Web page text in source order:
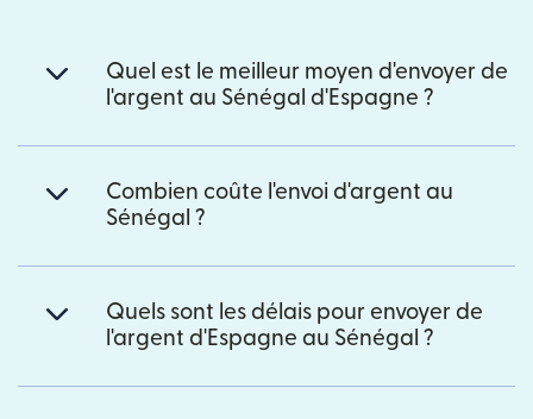
Quel est le meilleur moyen d'envoyer de
l'argent au Sénégal d'Espagne ?
Combien coûte l'envoi d'argent au
Sénégal ?
Quels sont les délais pour envoyer de
l'argent d'Espagne au Sénégal ?